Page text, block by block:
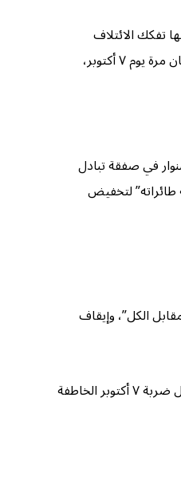
تفكك الائتلاف
الحكومي المتطرف وإسقاط حكومته، كما ستتضاعف عدد القضايا التي قد يحاكم بها سواءً الجنائية المؤجلة، أو السياسية العاجلة لمحاسبته عن الإخفاق في حماية دولة الكيان مرة يوم ٧ أكتوبر،
قد بدأت بالفعل بعد إطلاق سراح السنوار في صفقة تبادل
طائراته” لتخفيض
الكل”، وإيقاف
وما يفاقم المشكلة ويقف حجر عثرة أمام أي صفقة محتملة لإطلاق أسرى الكيان، هو الثمن الباهظ من دماء الغزيين؛ الذي حرص جيش العدوان وقيادته على كسبه في مقابل ضربة ٧ أكتوبر الخاطفة